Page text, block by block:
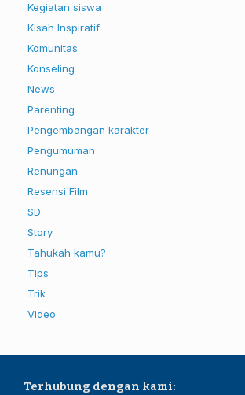
Kegiatan siswa
Kisah Inspiratif
Komunitas
Konseling
News
Parenting
Pengembangan karakter
Pengumuman
Renungan
Resensi Film
SD
Story
Tahukah kamu?
Tips
Trik
Video
Terhubung dengan kami: